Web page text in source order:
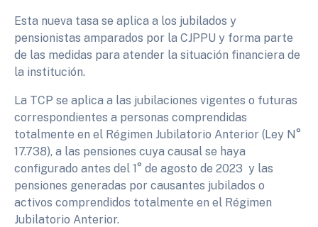
Esta nueva tasa se aplica a los jubilados y
pensionistas amparados por la CJPPU y forma parte
de las medidas para atender la situación financiera de
la institución.
La TCP se aplica a las jubilaciones vigentes o futuras
correspondientes a personas comprendidas
totalmente en el Régimen Jubilatorio Anterior (Ley N°
17.738), a las pensiones cuya causal se haya
configurado antes del 1° de agosto de 2023 y las
pensiones generadas por causantes jubilados o
activos comprendidos totalmente en el Régimen
Jubilatorio Anterior.